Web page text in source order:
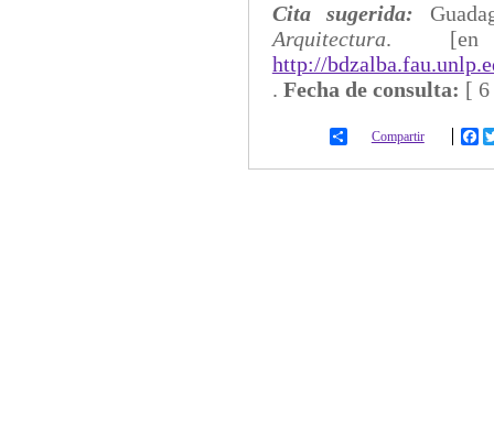
Cita sugerida:
Arquitectura.
http://
. Fecha de consulta: [
Compartir